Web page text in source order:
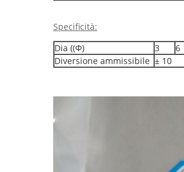
Specificità:
Dia ((Φ)
3 6
Diversione ammissibile ± 10